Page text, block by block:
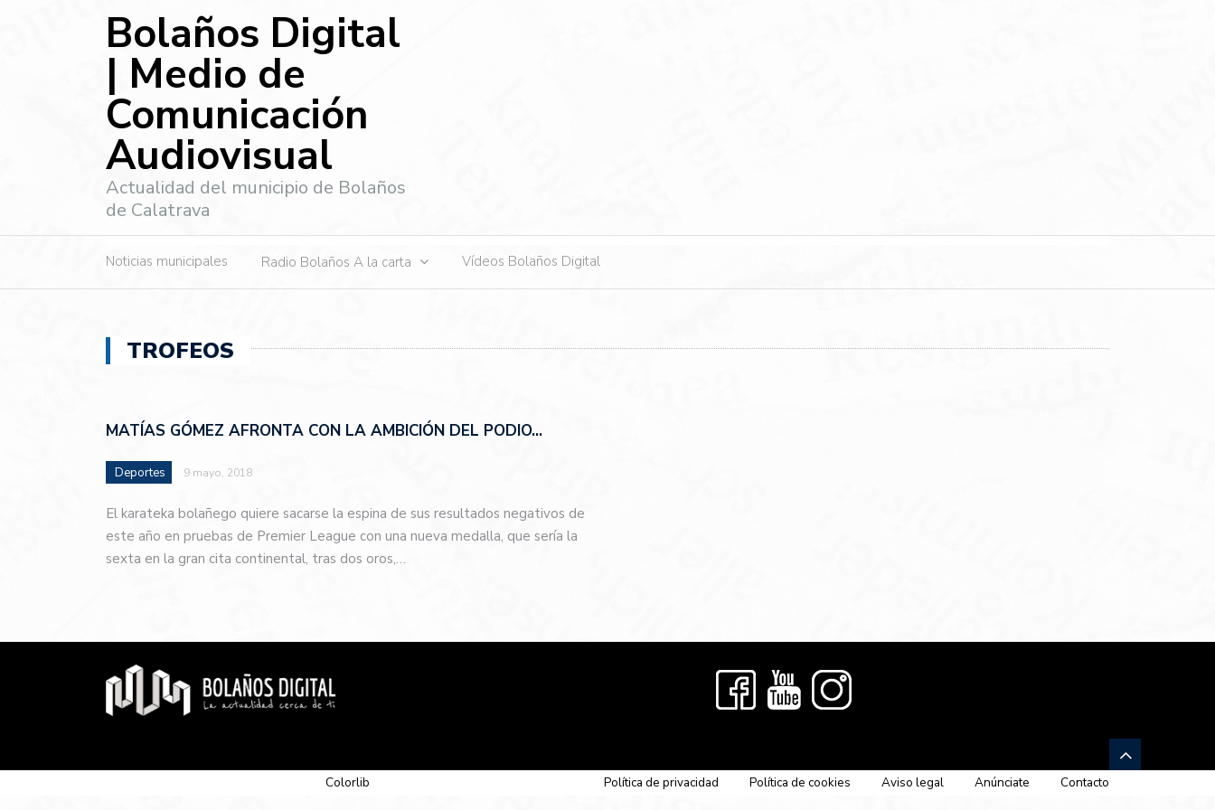
Bolaños Digital
| Medio de
Comunicación
Audiovisual
Actualidad del municipio de Bolaños
de Calatrava
Noticias municipales Radio Bolaños A la carta Vídeos Bolaños Digital
TROFEOS
MATÍAS GÓMEZ AFRONTA CON LA AMBICIÓN DEL PODIO…
Deportes 9 mayo, 2018
El karateka bolañego quiere sacarse la espina de sus resultados negativos de
este año en pruebas de Premier League con una nueva medalla, que sería la
sexta en la gran cita continental, tras dos oros,…
Colorlib Política de privacidad Política de cookies Aviso legal Anúnciate Contacto